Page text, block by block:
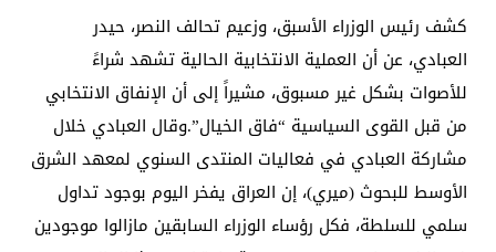
كشف رئيس الوزراء الأسبق، وزعيم تحالف النصر، حيدر
العبادي، عن أن العملية الانتخابية الحالية تشهد شراءً
للأصوات بشكل غير مسبوق، مشيراً إلى أن الإنفاق الانتخابي
من قبل القوى السياسية “فاق الخيال”.وقال العبادي خلال
مشاركة العبادي في فعاليات المنتدى السنوي لمعهد الشرق
الأوسط للبحوث (ميري)، إن العراق يفخر اليوم بوجود تداول
سلمي للسلطة، فكل رؤساء الوزراء السابقين مازالوا موجودين